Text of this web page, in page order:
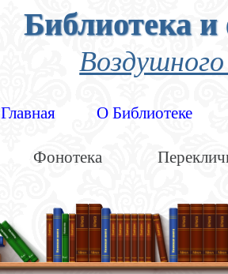
Библиотека
Главная О Библиотеке
Фонотека